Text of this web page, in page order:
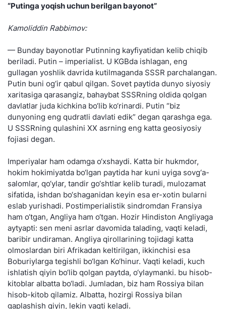
“Putinga yoqish uchun berilgan bayonot”
Kamoliddin Rabbimov:
— Bunday bayonotlar Putinning kayfiyatidan kelib chiqib
beriladi. Putin – imperialist. U KGBda ishlagan, eng
gullagan yoshlik davrida kutilmaganda SSSR parchalangan.
Putin buni og‘ir qabul qilgan. Sovet paytida dunyo siyosiy
xaritasiga qarasangiz, bahaybat SSSRning oldida qolgan
davlatlar juda kichkina bo‘lib ko‘rinardi. Putin “biz
dunyoning eng qudratli davlati edik” degan qarashga ega.
U SSSRning qulashini XX asrning eng katta geosiyosiy
fojiasi degan.
Imperiyalar ham odamga o‘xshaydi. Katta bir hukmdor,
hokim hokimiyatda bo‘lgan paytida har kuni uyiga sovg‘a-
salomlar, qo‘ylar, tandir go‘shtlar kelib turadi, mulozamat
sifatida, ishdan bo‘shaganidan keyin esa er-xotin bularni
eslab yurishadi. Postimperialistik sindromdan Fransiya
ham o‘tgan, Angliya ham o‘tgan. Hozir Hindiston Angliyaga
aytyapti: sen meni asrlar davomida talading, vaqti keladi,
baribir undiraman. Angliya qirollarining tojidagi katta
olmoslardan biri Afrikadan keltirilgan, ikkinchisi esa
Boburiylarga tegishli bo‘lgan Ko‘hinur. Vaqti keladi, kuch
ishlatish qiyin bo‘lib qolgan paytda, o‘ylaymanki. bu hisob-
kitoblar albatta bo‘ladi. Jumladan, biz ham Rossiya bilan
hisob-kitob qilamiz. Albatta, hozirgi Rossiya bilan
gaplashish qiyin, lekin vaqti keladi.